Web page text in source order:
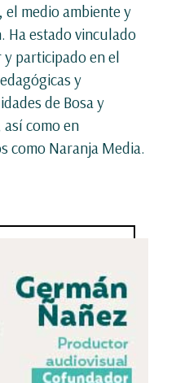
el medio ambiente y
Ha estado vinculado
participado en el
y
de Bosa y
como en
como Naranja Media.